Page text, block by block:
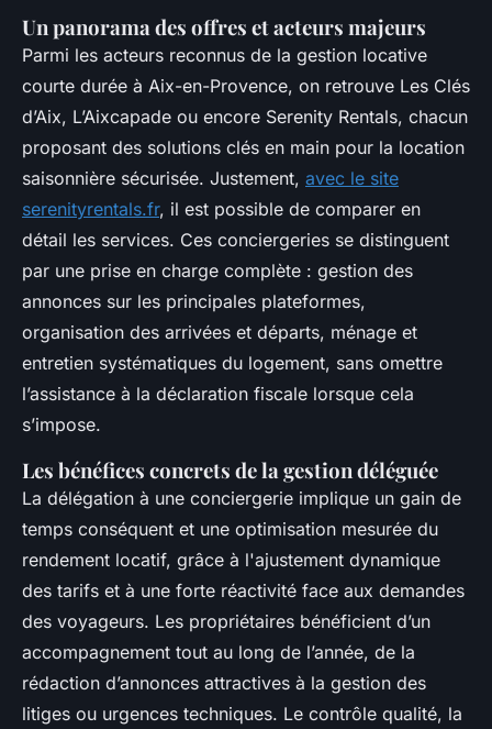
Un panorama des offres et acteurs majeurs
Parmi les acteurs reconnus de la gestion locative
courte durée à Aix-en-Provence, on retrouve Les Clés
d’Aix, L’Aixcapade ou encore Serenity Rentals, chacun
proposant des solutions clés en main pour la location
saisonnière sécurisée. Justement, avec le site
serenityrentals.fr, il est possible de comparer en
détail les services. Ces conciergeries se distinguent
par une prise en charge complète : gestion des
annonces sur les principales plateformes,
organisation des arrivées et départs, ménage et
entretien systématiques du logement, sans omettre
l’assistance à la déclaration fiscale lorsque cela
s’impose.
Les bénéfices concrets de la gestion déléguée
La délégation à une conciergerie implique un gain de
temps conséquent et une optimisation mesurée du
rendement locatif, grâce à l'ajustement dynamique
des tarifs et à une forte réactivité face aux demandes
des voyageurs. Les propriétaires bénéficient d’un
accompagnement tout au long de l’année, de la
rédaction d’annonces attractives à la gestion des
litiges ou urgences techniques. Le contrôle qualité, la